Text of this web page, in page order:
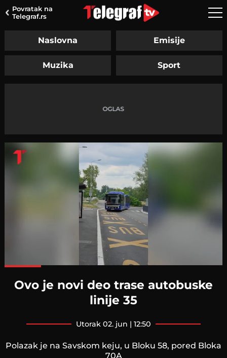
Povratak na
Telegraf.rs
Naslovna Emisije
Muzika Sport
Ovo je novi deo trase autobuske
linije 35
utorak 02. jun | 12:50
Polazak je na Savskom keju, u Bloku 58, pored Bloka
70A